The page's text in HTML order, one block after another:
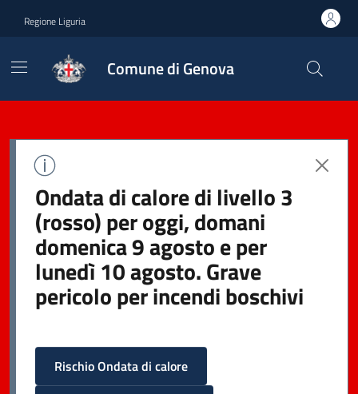
Regione Liguria
Comune di Genova
Ondata di calore di livello 3
(rosso) per oggi, domani
domenica 9 agosto e per
lunedì 10 agosto. Grave
pericolo per incendi boschivi
Rischio Ondata di calore